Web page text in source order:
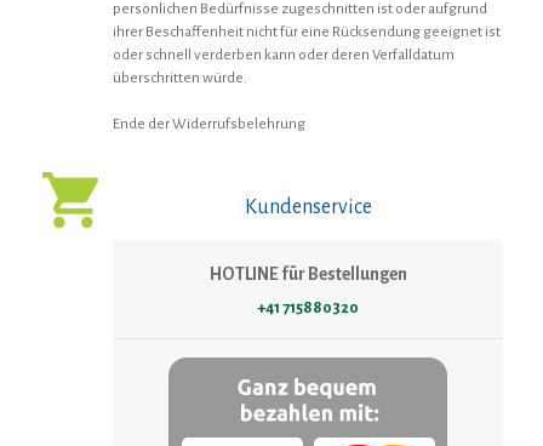
persönlichen Bedürfnisse zugeschnitten ist oder aufgrund
ihrer Beschaffenheit nicht für eine Rücksendung geeignet ist
oder schnell verderben kann oder deren Verfalldatum
überschritten würde.
Ende der Widerrufsbelehrung
Kundenservice
HOTLINE für Bestellungen
+41 715880320